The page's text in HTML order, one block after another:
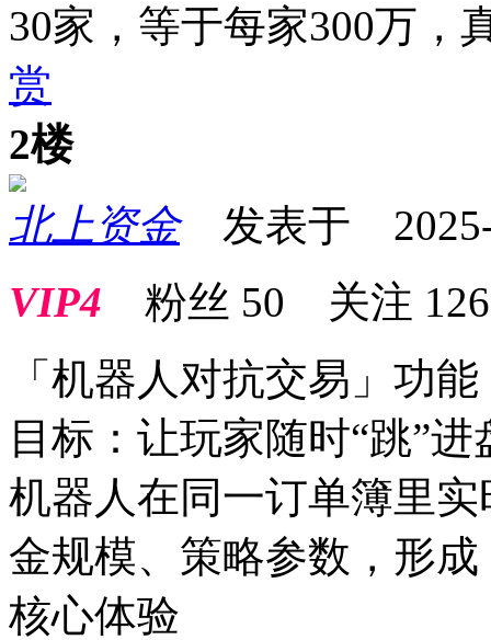
30家，等于每家300万，
赏
2楼
北上资金发表于 2025-
VIP4 粉丝 50 关注 126
「机器人对抗交易」功能
目标：让玩家随时“跳”
机器人在同一订单簿里
金规模、策略参数，形
核心体验